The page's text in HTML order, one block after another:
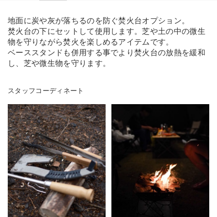
地面に炭や灰が落ちるのを防ぐ焚火台オプション。
焚火台の下にセットして使用します。芝や土の中の微生
物を守りながら焚火を楽しめるアイテムです。
ベーススタンドも併用する事でより焚火台の放熱を緩和
し、芝や微生物を守ります。
スタッフコーディネート